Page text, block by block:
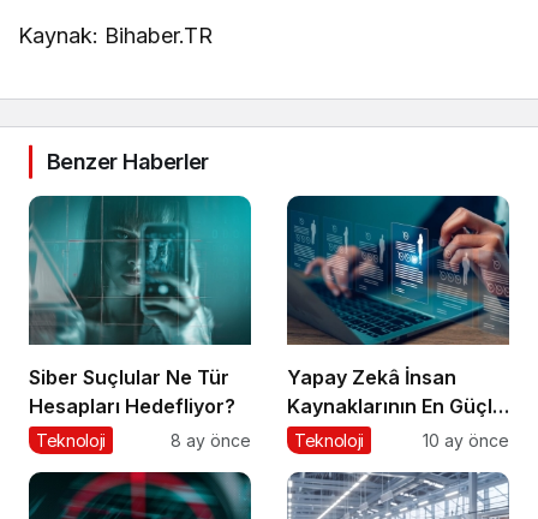
Kaynak: Bihaber.TR
Benzer Haberler
Siber Suçlular Ne Tür
Hesapları Hedefliyor?
Teknoloji 8 ay önce
Yapay Zekâ İnsan
Kaynaklarının En Güçlü
Stratejik Ortağına
Teknoloji 10 ay önce